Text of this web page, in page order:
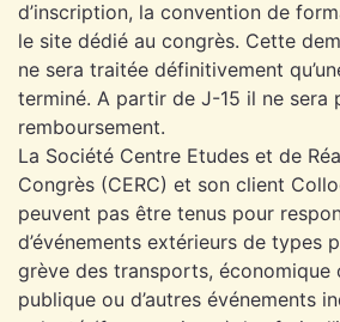
d’inscription, la convention de
le site dédié au congrès. Cette
ne sera traitée définitivement
terminé. A partir de J-15 il ne sera
remboursement.
La Société Centre Etudes et de
Congrès (CERC) et son client
peuvent pas être tenus pour
d’événements extérieurs de types
grève des transports, économique
publique ou d’autres événements